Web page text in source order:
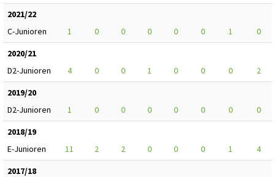
2021/22
C-Junioren
1 0 0 0 0 0 1
0
2020/21
D2-Junioren
4 0 0 1 0 0 0
2
2019/20
D2-Junioren
1 0 0 0 0 0 0
0
2018/19
E-Junioren
11 2 2 0 0 0 1
4
2017/18